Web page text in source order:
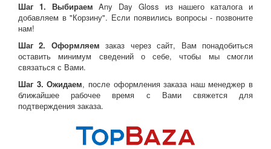
Шаг 1. Выбираем Any Day Gloss из нашего каталога и
добавляем в "Корзину". Если появились вопросы - позвоните
нам!
Шаг 2. Оформляем заказ через сайт, Вам понадобиться
оставить минимум сведений о себе, чтобы мы смогли
связаться с Вами.
Шаг 3. Ожидаем, после оформления заказа наш менеджер в
ближайшее рабочее время с Вами свяжется для
подтверждения заказа.